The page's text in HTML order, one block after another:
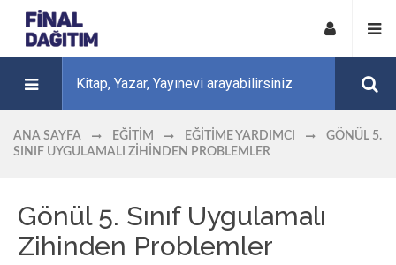
ANA SAYFA EĞITIM EĞITIME YARDIMCI
GÖNÜL 5.
SINIF UYGULAMALI ZIHINDEN PROBLEMLER
Gönül 5. Sınıf Uygulamalı
Zihinden Problemler